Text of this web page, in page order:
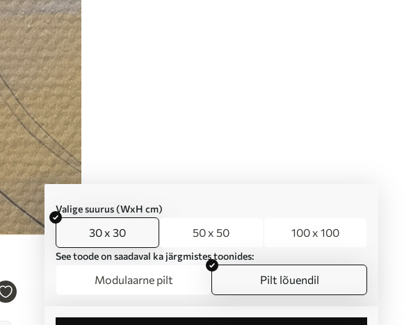
Valige suurus (WxH cm)
30 x 30 50 x 50 100 x 100
See toode on saadaval ka järgmistes toonides:
Modulaarne pilt Pilt lõuendil